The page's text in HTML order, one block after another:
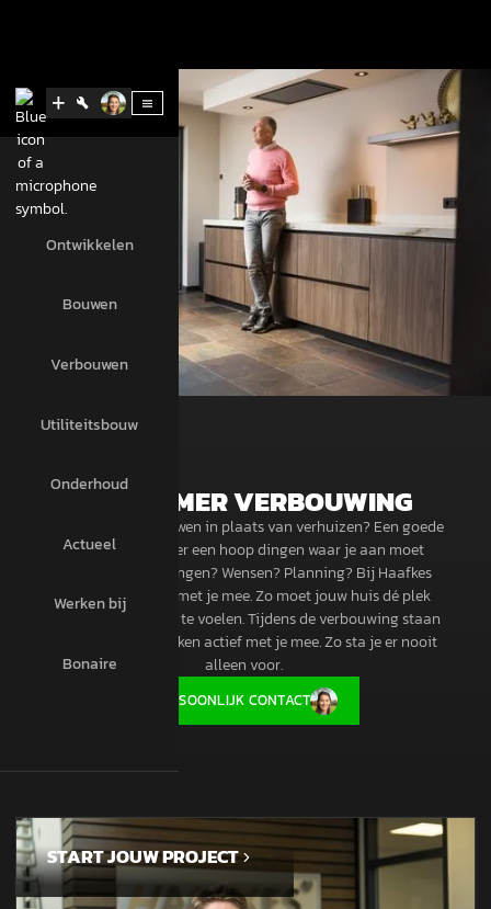
Ontwikkelen
Bouwen
Verbouwen
Utiliteitsbouw
Onderhoud
Actueel
Werken bij
Bonaire
AANNEMER VERBOUWING
Kies je voor verbouwen in plaats van verhuizen? Een goede
keuze. Toch zijn er een hoop dingen waar je aan moet
denken. Vergunningen? Wensen? Planning? Bij Haafkes
denken we graag met je mee. Zo moet jouw huis dé plek
worden om je thuis te voelen. Tijdens de verbouwing staan
we naast je en denken actief met je mee. Zo sta je er nooit
alleen voor.
PERSOONLIJK CONTACT
START JOUW PROJECT